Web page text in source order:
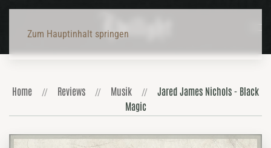
Zum Hauptinhalt springen
Home Reviews Musik
Jared James Nichols - Black
Magic